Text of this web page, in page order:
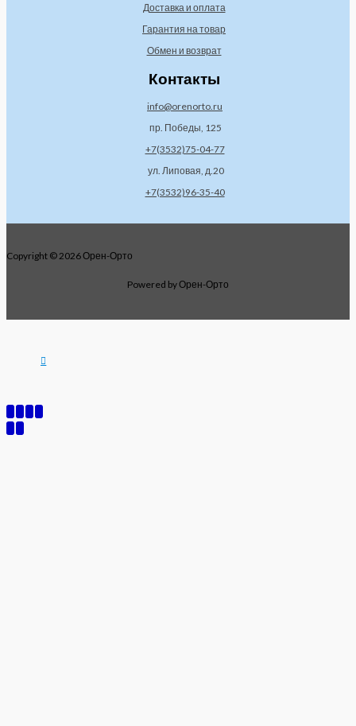
Доставка и оплата
Гарантия на товар
Обмен и возврат
Контакты
info@orenorto.ru
пр. Победы, 125
+7(3532)75-04-77
ул. Липовая, д.20
+7(3532)96-35-40
Copyright © 2026 Орен-Орто
Powered by Орен-Орто